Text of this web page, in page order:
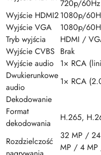
720p/60Hz
Wyjście HDMI21080p/
Wyjście VGA
1080p/
Tryb wyjścia
HDMI /
Wyjście CVBS Brak
Wyjście audio
1× RCA
Dwukierunkowe
audio
1× RCA
Dekodowanie
Format
dekodowania
H.265,
Rozdzielczość
32 MP /
MP / 4